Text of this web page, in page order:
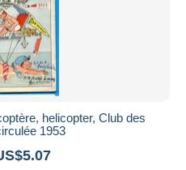
helicopter, Club des
1953